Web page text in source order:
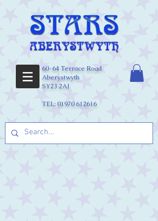
60-64 Terrace Road
Aberystwyth
SY23 2AJ
TEL: 01970 612616